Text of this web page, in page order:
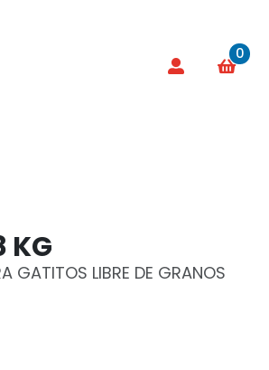
0
KG
GATITOS LIBRE DE GRANOS